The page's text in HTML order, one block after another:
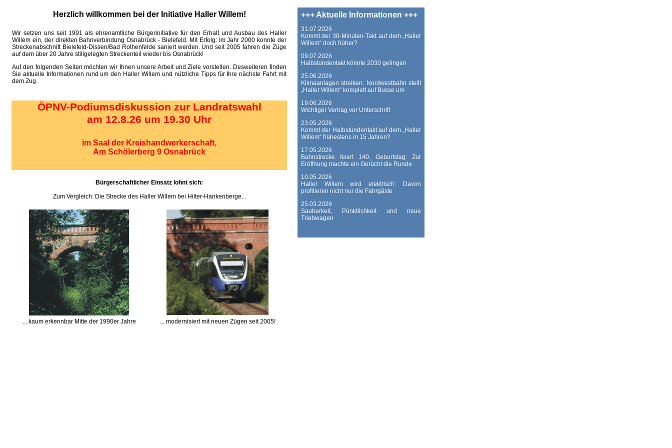
Herzlich willkommen bei der Initiative Haller Willem!
Wir setzen uns seit 1991 als ehrenamtliche Bürgerinitiative für den Erhalt und Ausbau des Haller
Willem ein, der direkten Bahnverbindung Osnabrück - Bielefeld. Mit Erfolg: Im Jahr 2000 konnte der
Streckenabschnitt Bielefeld-Dissen/Bad Rothenfelde saniert werden. Und seit 2005 fahren die Züge
auf dem über 20 Jahre stillgelegten Streckenteil wieder bis Osnabrück!
Auf den folgenden Seiten möchten wir Ihnen unsere Arbeit und Ziele vorstellen. Desweiteren finden
Sie aktuelle Informationen rund um den Haller Willem und nützliche Tipps für Ihre nächste Fahrt mit
dem Zug.
ÖPNV-Podiumsdiskussion zur Landratswahl
am 12.8.26 um 19.30 Uhr
im Saal der Kreishandwerkerschaft,
Am Schölerberg 9 Osnabrück
Bürgerschaftlicher Einsatz lohnt sich:
Zum Vergleich: Die Strecke des Haller Willem bei Hilter-Hankenberge...
... kaum erkennbar Mitte der 1990er Jahre ... modernisiert mit neuen Zügen seit 2005!
+++ Aktuelle Informationen +++
31.07.2026
Kommt der 30-Minuten-Takt auf dem „Haller
Willem“ doch früher?
09.07.2026
Halbstundentakt könnte 2030 gelingen
25.06.2026
Klimaanlagen streiken: Nordwestbahn stellt
„Haller Willem“ komplett auf Busse um
19.06.2026
Wichtiger Vertrag vor Unterschrift
23.05.2026
Kommt der Halbstundentakt auf dem „Haller
Willem“ frühestens in 15 Jahren?
17.05.2026
Bahnstrecke feiert 140. Geburtstag: Zur
Eröffnung machte ein Gerücht die Runde
10.05.2026
Haller Willem wird elektrisch: Davon
profitieren nicht nur die Fahrgäste
25.03.2026
Sauberkeit, Pünktlichkeit und neue
Triebwagen